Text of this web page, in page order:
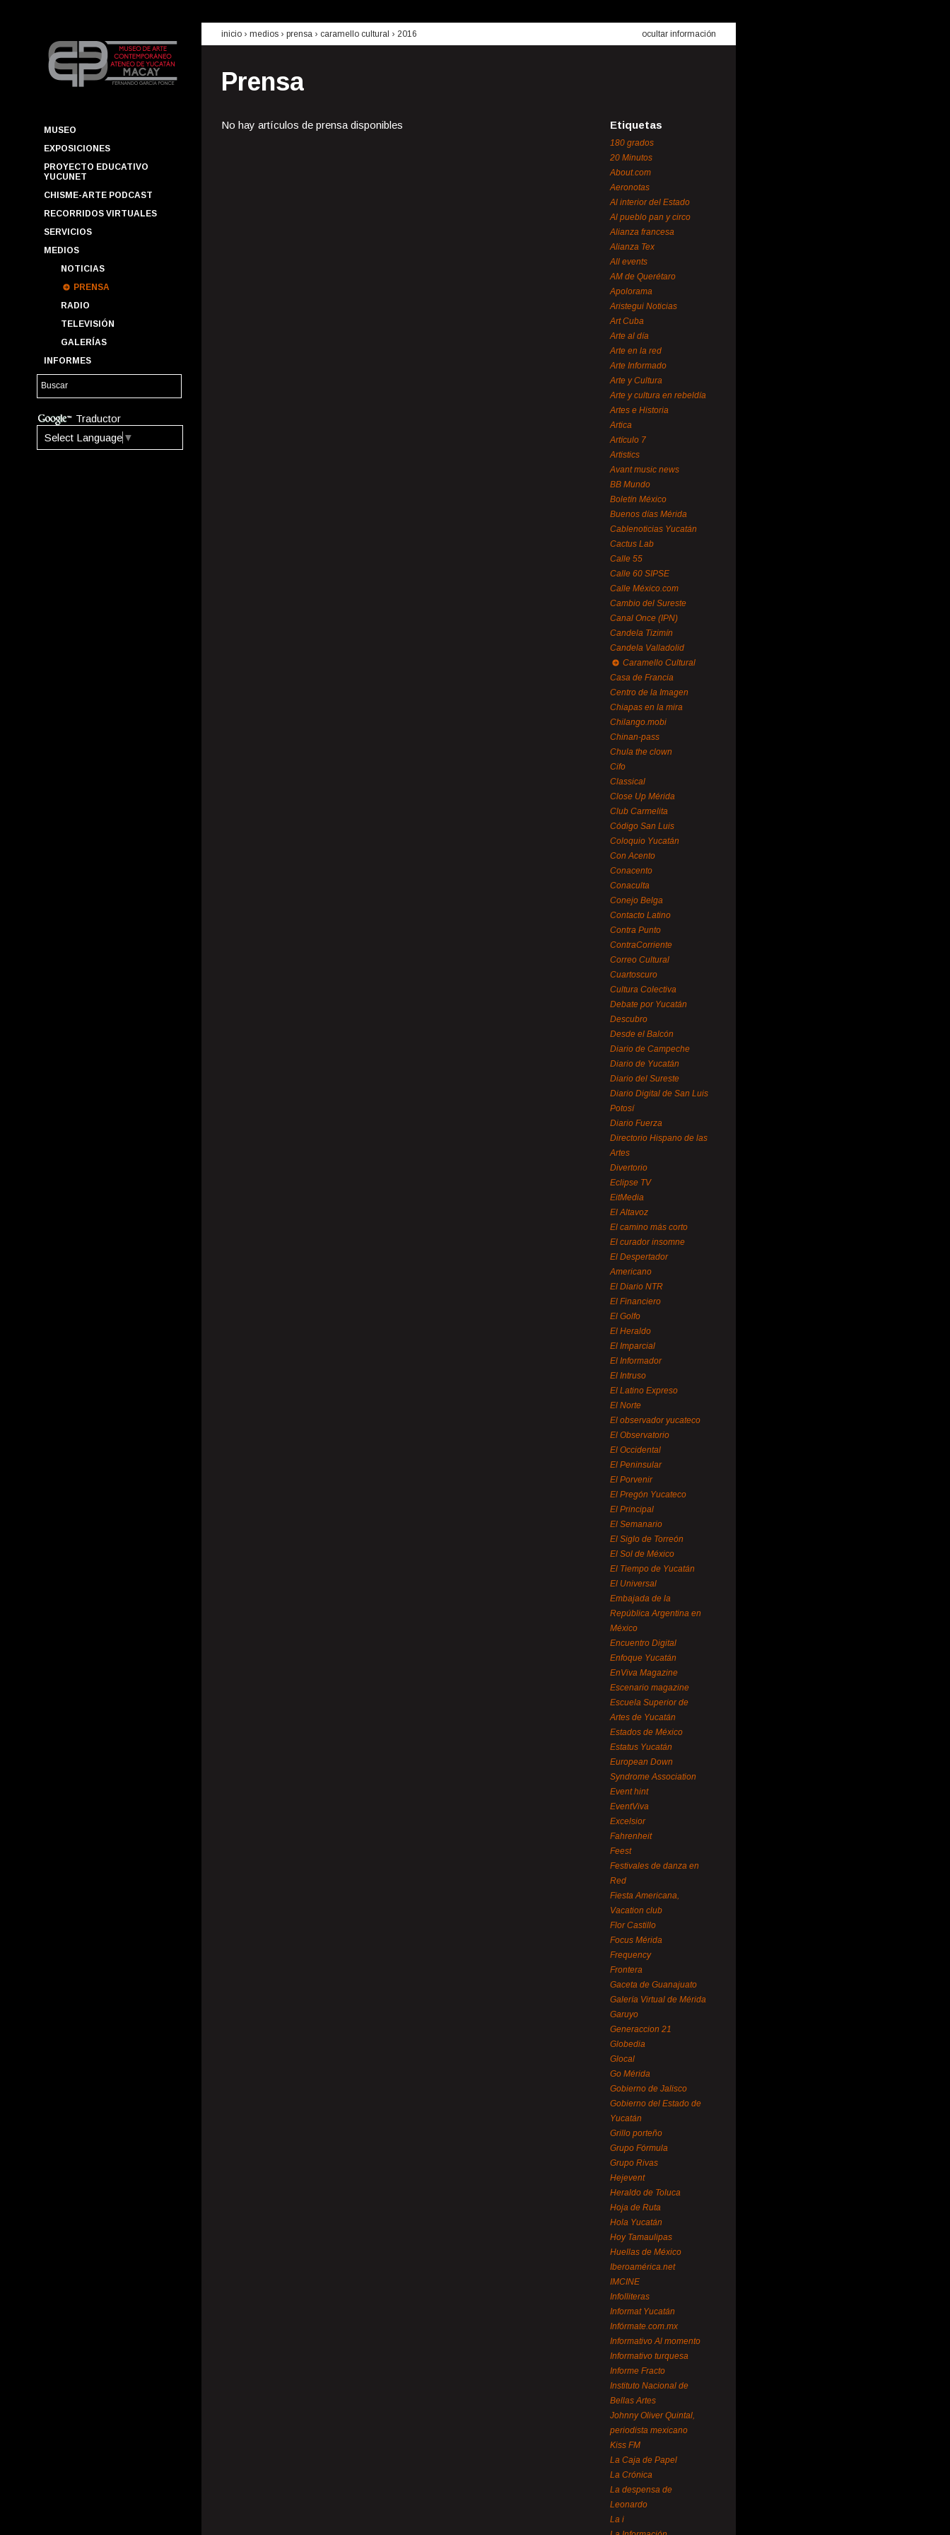
MUSEO
EXPOSICIONES
PROYECTO EDUCATIVO
YUCUNET
CHISME-ARTE PODCAST
RECORRIDOS VIRTUALES
SERVICIOS
MEDIOS
NOTICIAS
PRENSA
RADIO
TELEVISIÓN
GALERÍAS
INFORMES
Traductor
Select Language ▼
inicio › medios › prensa › caramello cultural › 2016 ocultar información
Prensa
No hay artículos de prensa disponibles Etiquetas
180 grados
20 Minutos
About.com
Aeronotas
Al interior del Estado
Al pueblo pan y circo
Alianza francesa
Alianza Tex
All events
AM de Querétaro
Apolorama
Aristegui Noticias
Art Cuba
Arte al día
Arte en la red
Arte Informado
Arte y Cultura
Arte y cultura en rebeldía
Artes e Historia
Artica
Artículo 7
Artistics
Avant music news
BB Mundo
Boletín México
Buenos días Mérida
Cablenoticias Yucatán
Cactus Lab
Calle 55
Calle 60 SIPSE
Calle México.com
Cambio del Sureste
Canal Once (IPN)
Candela Tizimín
Candela Valladolid
Caramello Cultural
Casa de Francia
Centro de la Imagen
Chiapas en la mira
Chilango.mobi
Chinan-pass
Chula the clown
Cifo
Classical
Close Up Mérida
Club Carmelita
Código San Luis
Coloquio Yucatán
Con Acento
Conacento
Conaculta
Conejo Belga
Contacto Latino
Contra Punto
ContraCorriente
Correo Cultural
Cuartoscuro
Cultura Colectiva
Debate por Yucatán
Descubro
Desde el Balcón
Diario de Campeche
Diario de Yucatán
Diario del Sureste
Diario Digital de San Luis
Potosí
Diario Fuerza
Directorio Hispano de las
Artes
Divertorio
Eclipse TV
EitMedia
El Altavoz
El camino más corto
El curador insomne
El Despertador
Americano
El Diario NTR
El Financiero
El Golfo
El Heraldo
El Imparcial
El Informador
El Intruso
El Latino Expreso
El Norte
El observador yucateco
El Observatorio
El Occidental
El Peninsular
El Porvenir
El Pregón Yucateco
El Principal
El Semanario
El Siglo de Torreón
El Sol de México
El Tiempo de Yucatán
El Universal
Embajada de la
República Argentina en
México
Encuentro Digital
Enfoque Yucatán
EnViva Magazine
Escenario magazine
Escuela Superior de
Artes de Yucatán
Estados de México
Estatus Yucatán
European Down
Syndrome Association
Event hint
EventViva
Excelsior
Fahrenheit
Feest
Festivales de danza en
Red
Fiesta Americana,
Vacation club
Flor Castillo
Focus Mérida
Frequency
Frontera
Gaceta de Guanajuato
Galería Virtual de Mérida
Garuyo
Generaccion 21
Globedia
Glocal
Go Mérida
Gobierno de Jalisco
Gobierno del Estado de
Yucatán
Grillo porteño
Grupo Fórmula
Grupo Rivas
Hejevent
Heraldo de Toluca
Hoja de Ruta
Hola Yucatán
Hoy Tamaulipas
Huellas de México
Iberoamérica.net
IMCINE
Infolliteras
Informat Yucatán
Infórmate.com.mx
Informativo Al momento
Informativo turquesa
Informe Fracto
Instituto Nacional de
Bellas Artes
Johnny Oliver Quintal,
periodista mexicano
Kiss FM
La Caja de Papel
La Crónica
La despensa de
Leonardo
La i